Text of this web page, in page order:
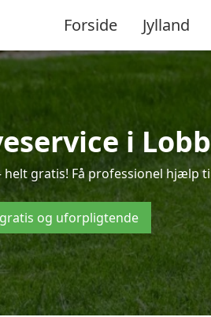
Forside Jylland
i
gratis! Få professionel hjælp
og uforpligtende